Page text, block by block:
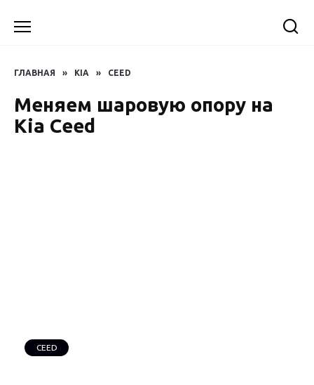
ГЛАВНАЯ » KIA » CEED
Меняем шаровую опору на
Kia Ceed
CEED